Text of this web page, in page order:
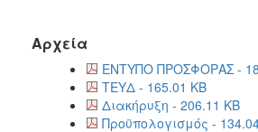
Αρχεία
ΕΝΤΥΠΟ ΠΡΟΣΦΟΡΑΣ -
ΤΕΥΔ - 165.01 KB
Διακήρυξη - 206.11 KB
Προϋπολογισμός -